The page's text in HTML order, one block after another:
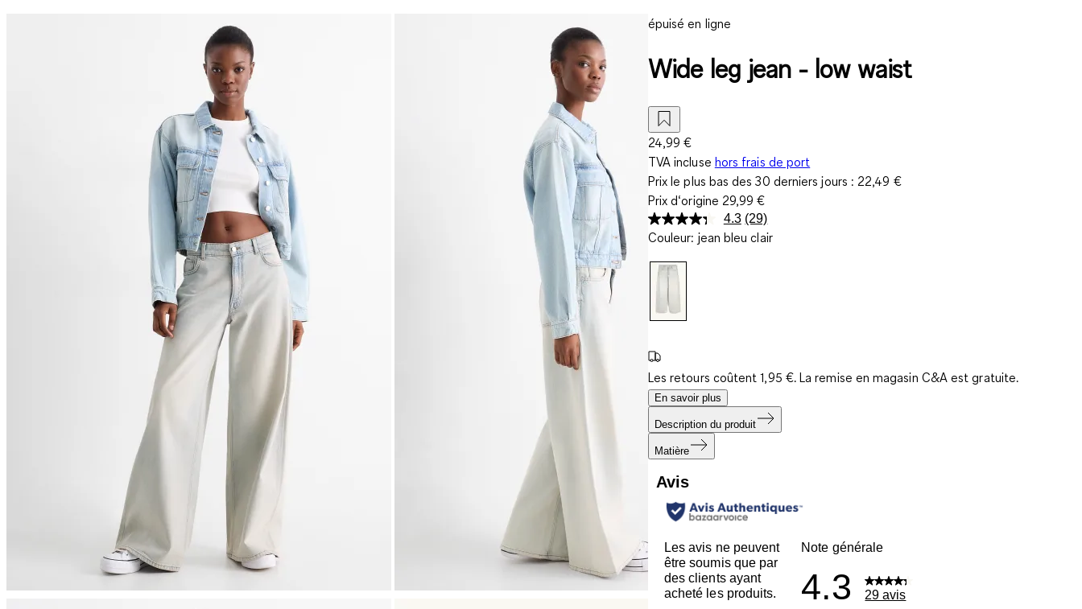
épuisé en ligne
Wide leg jean - low waist
24,99 €
TVA incluse hors frais de port
Prix le plus bas des 30 derniers jours : 22,49 €
Prix d‘origine 29,99 €
4.3 Lire
29
(29)
Couleur: jean bleu clair
Les retours coûtent 1,95 €. La remise en magasin C&A est gratuite.
En savoir plus
Description du produit
Matière
Avis
Les avis ne peuvent
être soumis que par
des clients ayant
acheté les produits.
Note générale
4.3 29 avis